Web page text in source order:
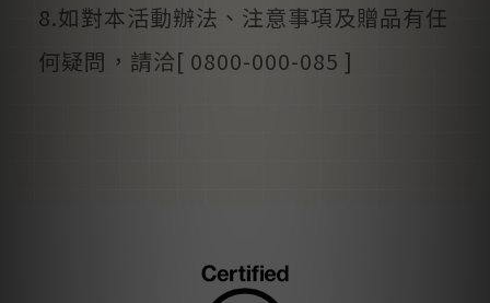
8.如對本活動辦法、注意事項及贈品有任
何疑問，請洽[ 0800-000-085 ]